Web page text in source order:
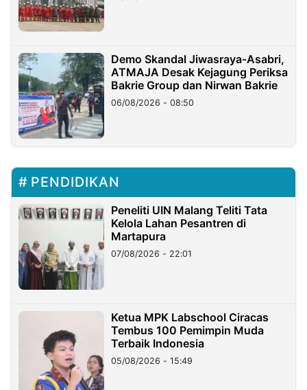
Demo Skandal Jiwasraya-Asabri,
ATMAJA Desak Kejagung Periksa
Bakrie Group dan Nirwan Bakrie
06/08/2026 - 08:50
PENDIDIKAN
Peneliti UIN Malang Teliti Tata
Kelola Lahan Pesantren di
Martapura
07/08/2026 - 22:01
Ketua MPK Labschool Ciracas
Tembus 100 Pemimpin Muda
Terbaik Indonesia
05/08/2026 - 15:49